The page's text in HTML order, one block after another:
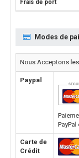
Modes de
Nous Acceptons
Paypal
Carte de
Crédit